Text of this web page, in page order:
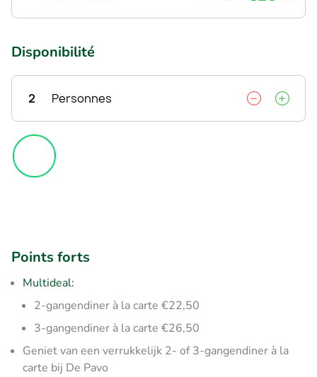
Disponibilité
2 Personnes
Points forts
Multideal:
2-gangendiner à la carte €22,50
3-gangendiner à la carte €26,50
Geniet van een verrukkelijk 2- of 3-gangendiner à la
carte bij De Pavo